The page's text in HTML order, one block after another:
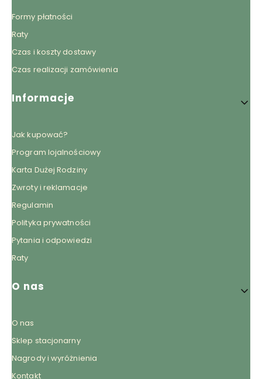
Formy płatności
Raty
Czas i koszty dostawy
Czas realizacji zamówienia
Informacje
Jak kupować?
Program lojalnościowy
Karta Dużej Rodziny
Zwroty i reklamacje
Regulamin
Polityka prywatności
Pytania i odpowiedzi
Raty
O nas
O nas
Sklep stacjonarny
Nagrody i wyróżnienia
Kontakt